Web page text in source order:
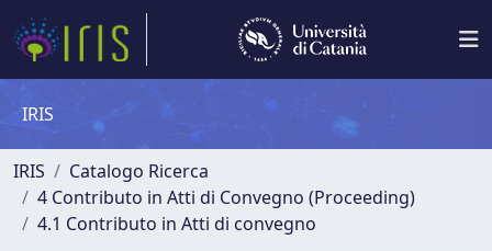
IRIS
IRIS
Catalogo Ricerca
4 Contributo in Atti di Convegno (Proceeding)
4.1 Contributo in Atti di convegno